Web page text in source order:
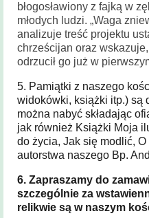
błogosławiony z fajką w
młodych ludzi. „Waga
analizuje treść projektu
chrześcijan oraz
odrzucił go już w
5. Pamiątki z naszego
widokówki, książki itp.) są
można nabyć składając
jak również Książki Moja
do życia, Jak się modlić,
autorstwa naszego Bp.
6. Zapraszamy do
szczególnie za
relikwie są w naszym